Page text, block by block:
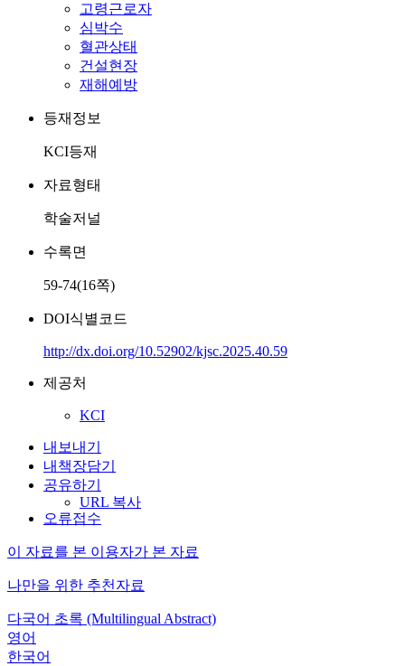
고령근로자
심박수
혈관상태
건설현장
재해예방
등재정보
KCI등재
자료형태
학술저널
수록면
59-74(16쪽)
DOI식별코드
http://dx.doi.org/10.52902/kjsc.2025.40.59
제공처
KCI
내보내기
내책장담기
공유하기
URL 복사
오류접수
이 자료를 본 이용자가 본 자료
나만을 위한 추천자료
다국어 초록 (Multilingual Abstract)
영어
한국어